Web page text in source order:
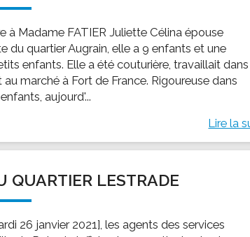
à Madame FATIER Juliette Célina épouse
du quartier Augrain, elle a 9 enfants et une
enfants. Elle a été couturière, travaillait
marché à Fort de France. Rigoureuse dans
aujourd'...
Lire la
QUARTIER LESTRADE
26 janvier 2021], les agents des services